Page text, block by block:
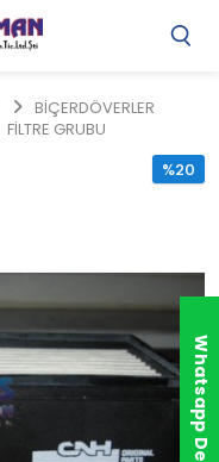
BİÇERDÖVERLER
FİLTRE GRUBU
%20